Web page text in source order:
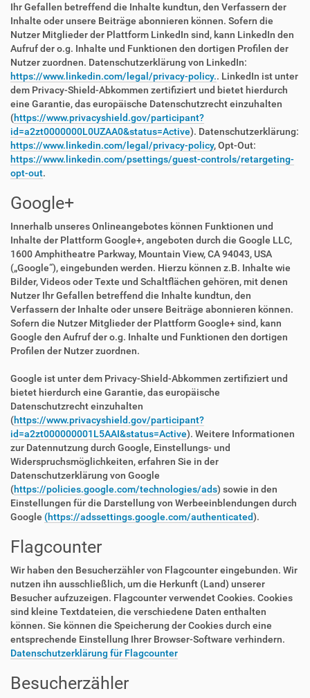
Ihr Gefallen betreffend die Inhalte kundtun, den Verfassern der
Inhalte oder unsere Beiträge abonnieren können. Sofern die
Nutzer Mitglieder der Plattform LinkedIn sind, kann LinkedIn den
Aufruf der o.g. Inhalte und Funktionen den dortigen Profilen der
Nutzer zuordnen. Datenschutzerklärung von LinkedIn:
https://www.linkedin.com/legal/privacy-policy.. LinkedIn ist unter
dem Privacy-Shield-Abkommen zertifiziert und bietet hierdurch
eine Garantie, das europäische Datenschutzrecht einzuhalten
(https://www.privacyshield.gov/participant?
id=a2zt0000000L0UZAA0&status=Active). Datenschutzerklärung:
https://www.linkedin.com/legal/privacy-policy, Opt-Out:
https://www.linkedin.com/psettings/guest-controls/retargeting-
opt-out.
Google+
Innerhalb unseres Onlineangebotes können Funktionen und
Inhalte der Plattform Google+, angeboten durch die Google LLC,
1600 Amphitheatre Parkway, Mountain View, CA 94043, USA
(„Google“), eingebunden werden. Hierzu können z.B. Inhalte wie
Bilder, Videos oder Texte und Schaltflächen gehören, mit denen
Nutzer Ihr Gefallen betreffend die Inhalte kundtun, den
Verfassern der Inhalte oder unsere Beiträge abonnieren können.
Sofern die Nutzer Mitglieder der Plattform Google+ sind, kann
Google den Aufruf der o.g. Inhalte und Funktionen den dortigen
Profilen der Nutzer zuordnen.
Google ist unter dem Privacy-Shield-Abkommen zertifiziert und
bietet hierdurch eine Garantie, das europäische
Datenschutzrecht einzuhalten
(https://www.privacyshield.gov/participant?
id=a2zt000000001L5AAI&status=Active). Weitere Informationen
zur Datennutzung durch Google, Einstellungs- und
Widerspruchsmöglichkeiten, erfahren Sie in der
Datenschutzerklärung von Google
(https://policies.google.com/technologies/ads) sowie in den
Einstellungen für die Darstellung von Werbeeinblendungen durch
Google (https://adssettings.google.com/authenticated).
Flagcounter
Wir haben den Besucherzähler von Flagcounter eingebunden. Wir
nutzen ihn ausschließlich, um die Herkunft (Land) unserer
Besucher aufzuzeigen. Flagcounter verwendet Cookies. Cookies
sind kleine Textdateien, die verschiedene Daten enthalten
können. Sie können die Speicherung der Cookies durch eine
entsprechende Einstellung Ihrer Browser-Software verhindern.
Datenschutzerklärung für Flagcounter
Besucherzähler